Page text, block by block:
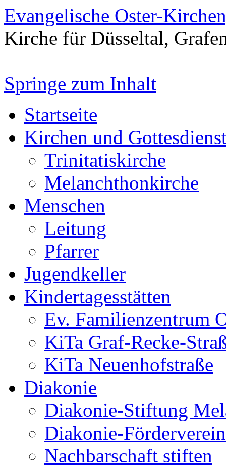
Evangelische Oster-
Kirche für Düsseltal,
Springe zum Inhalt
Startseite
Kirchen und
Trinitatiskirche
Melanchthonkirche
Menschen
Leitung
Pfarrer
Jugendkeller
Kindertagesstätten
Ev. Familienzentrum
KiTa Graf-Recke-
KiTa Neuenhofstraße
Diakonie
Diakonie-Stiftung
Diakonie-
Nachbarschaft stiften